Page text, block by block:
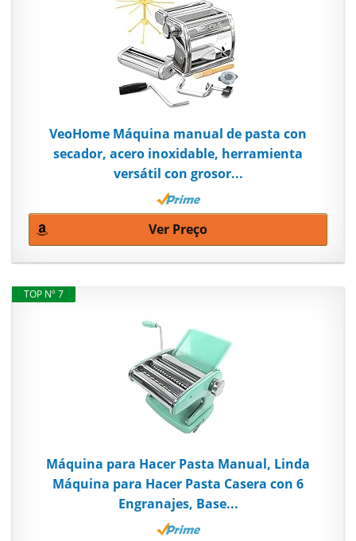
VeoHome Máquina manual de pasta con
secador, acero inoxidable, herramienta
versátil con grosor...
Ver Preço
TOP Nº 7
Máquina para Hacer Pasta Manual, Linda
Máquina para Hacer Pasta Casera con 6
Engranajes, Base...